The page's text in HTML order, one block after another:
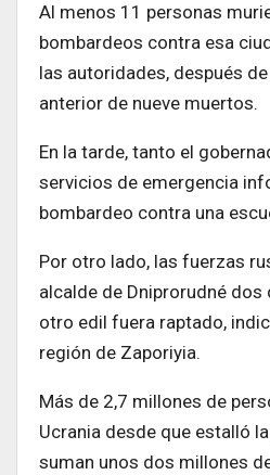
Al menos 11 personas
bombardeos contra esa
las autoridades, después
anterior de nueve muertos.
En la tarde, tanto el
servicios de emergencia
bombardeo contra una
Por otro lado, las fuerzas
alcalde de Dniprorudné dos
otro edil fuera raptado,
región de Zaporiyia.
Más de 2,7 millones de
Ucrania desde que estalló
suman unos dos millones